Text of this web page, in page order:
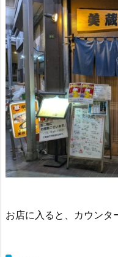
お店に入ると、カウンタ